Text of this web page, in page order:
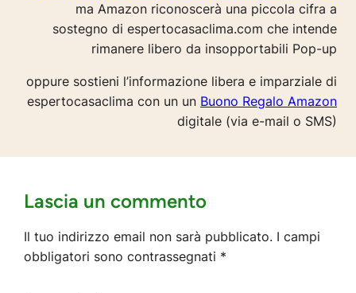
ma Amazon riconoscerà una piccola cifra a
sostegno di espertocasaclima.com che intende
rimanere libero da insopportabili Pop-up
oppure sostieni l’informazione libera e imparziale di
espertocasaclima con un un Buono Regalo Amazon
digitale (via e-mail o SMS)
Lascia un commento
Il tuo indirizzo email non sarà pubblicato. I campi
obbligatori sono contrassegnati *